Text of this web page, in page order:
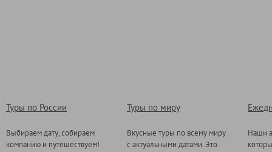
Туры по России
Выбираем дату, собираем
компанию и путешествуем!
Туры по миру
Вкусные туры по всему миру
с актуальными датами. Это
Наши